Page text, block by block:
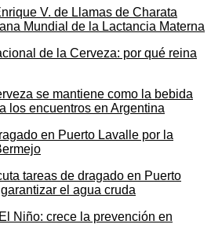
V. de Llamas de Charata
Mundial de la Lactancia Materna
se mantiene como la bebida
los encuentros en Argentina
tareas de dragado en Puerto
el agua cruda